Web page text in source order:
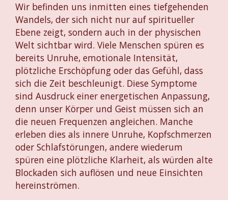
Wir befinden uns inmitten eines tiefgehenden
Wandels, der sich nicht nur auf spiritueller
Ebene zeigt, sondern auch in der physischen
Welt sichtbar wird. Viele Menschen spüren es
bereits Unruhe, emotionale Intensität,
plötzliche Erschöpfung oder das Gefühl, dass
sich die Zeit beschleunigt. Diese Symptome
sind Ausdruck einer energetischen Anpassung,
denn unser Körper und Geist müssen sich an
die neuen Frequenzen angleichen. Manche
erleben dies als innere Unruhe, Kopfschmerzen
oder Schlafstörungen, andere wiederum
spüren eine plötzliche Klarheit, als würden alte
Blockaden sich auflösen und neue Einsichten
hereinströmen.